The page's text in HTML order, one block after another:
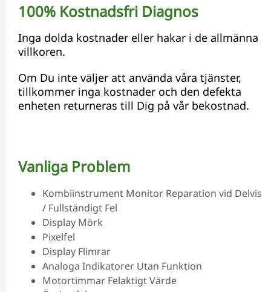
100% Kostnadsfri Diagnos
Inga dolda kostnader eller hakar i de allmänna
villkoren.
Om Du inte väljer att använda våra tjänster,
tillkommer inga kostnader och den defekta
enheten returneras till Dig på vår bekostnad.
Vanliga Problem
Kombiinstrument Monitor Reparation vid Delvis
/ Fullständigt Fel
Display Mörk
Pixelfel
Display Flimrar
Analoga Indikatorer Utan Funktion
Motortimmar Felaktigt Värde